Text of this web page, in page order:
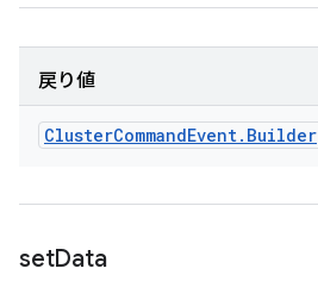
戻り値
ClusterCommandEvent. Builder
setData